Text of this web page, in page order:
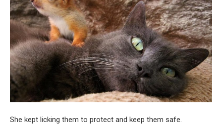
She kept licking them to protect and keep them safe.